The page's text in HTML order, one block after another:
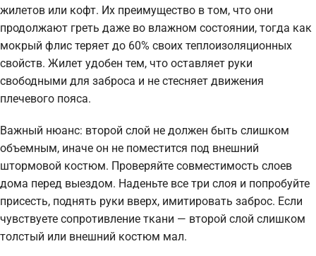
жилетов или кофт. Их преимущество в том, что они
продолжают греть даже во влажном состоянии, тогда как
мокрый флис теряет до 60% своих теплоизоляционных
свойств. Жилет удобен тем, что оставляет руки
свободными для заброса и не стесняет движения
плечевого пояса.
Важный нюанс: второй слой не должен быть слишком
объемным, иначе он не поместится под внешний
штормовой костюм. Проверяйте совместимость слоев
дома перед выездом. Наденьте все три слоя и попробуйте
присесть, поднять руки вверх, имитировать заброс. Если
чувствуете сопротивление ткани — второй слой слишком
толстый или внешний костюм мал.